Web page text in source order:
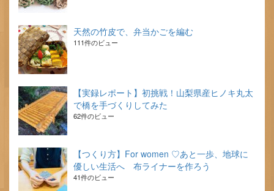
天然の竹皮で、弁当かごを編む
111件のビュー
【実録レポート】初挑戦！山梨県産ヒノキ丸太
で橋を手づくりしてみた
62件のビュー
【つくり方】For women ♡あと一歩、地球に
優しい生活へ 布ライナーを作ろう
41件のビュー